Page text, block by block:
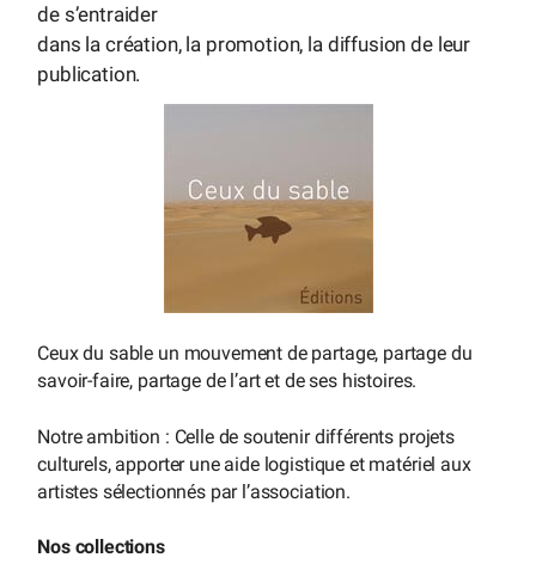
de s’entraider
dans la création, la promotion, la diffusion de leur
publication.
Ceux du sable un mouvement de partage, partage du
savoir-faire, partage de l’art et de ses histoires.
Notre ambition : Celle de soutenir différents projets
culturels, apporter une aide logistique et matériel aux
artistes sélectionnés par l’association.
Nos collections